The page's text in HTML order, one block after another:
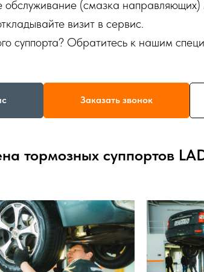
(смазка
визит в сервис.
суппорта? Обратитесь к нашим
Заказать звонок
тормозных суппортов